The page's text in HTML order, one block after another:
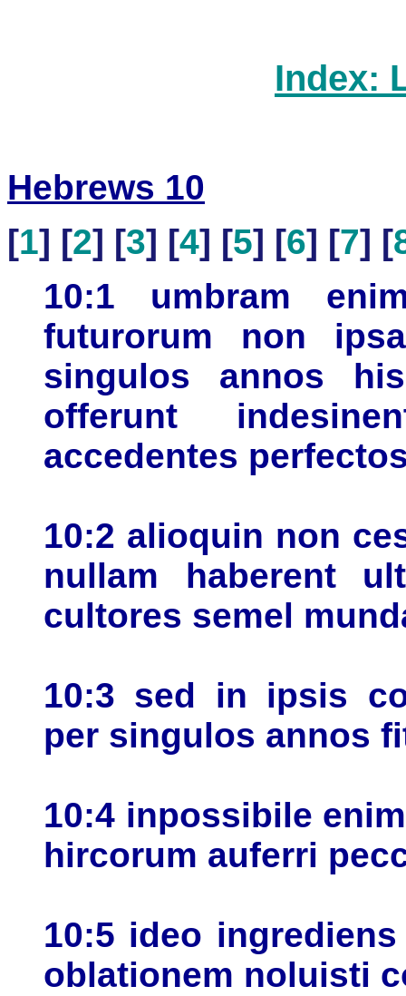
Index:
Hebrews 10
[1] [2] [3] [4] [5] [6] [7] [
10:1 umbram
futurorum non
singulos annos
offerunt
accedentes
10:2 alioquin non
nullam haberent
cultores semel
10:3 sed in ipsis
per singulos annos
10:4 inpossibile
hircorum auferri
10:5 ideo
oblationem noluisti